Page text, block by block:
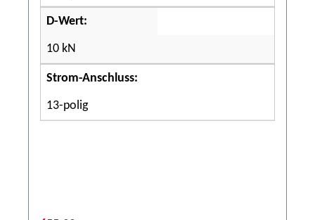
D-Wert:
10 kN
Strom-Anschluss:
13-polig